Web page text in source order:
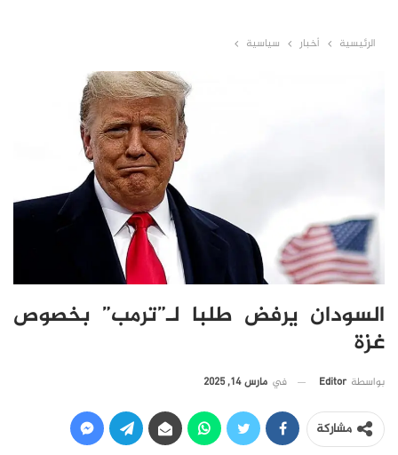
الرئيسية أخبار سياسية
السودان يرفض طلبا لـ”ترمب” بخصوص
غزة
بواسطة Editor في مارس 14, 2025
مشاركة